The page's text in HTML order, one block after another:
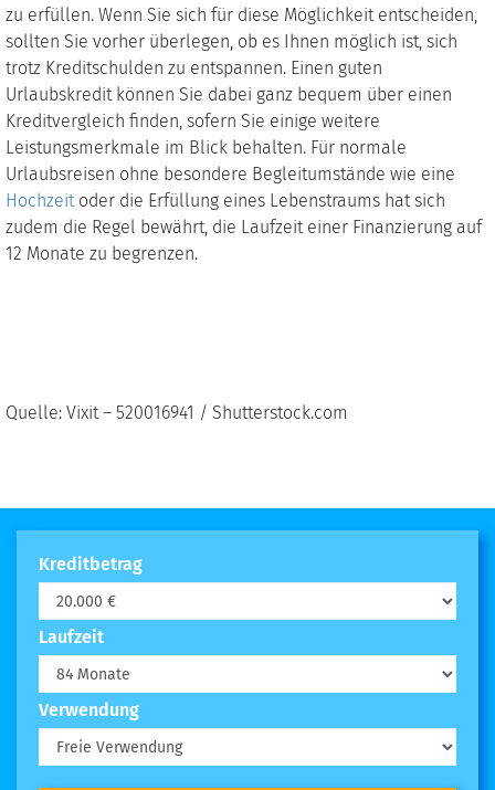
zu erfüllen. Wenn Sie sich für diese Möglichkeit entscheiden,
sollten Sie vorher überlegen, ob es Ihnen möglich ist, sich
trotz Kreditschulden zu entspannen. Einen guten
Urlaubskredit können Sie dabei ganz bequem über einen
Kreditvergleich finden, sofern Sie einige weitere
Leistungsmerkmale im Blick behalten. Für normale
Urlaubsreisen ohne besondere Begleitumstände wie eine
Hochzeitoder die Erfüllung eines Lebenstraums hat sich
zudem die Regel bewährt, die Laufzeit einer Finanzierung auf
12 Monate zu begrenzen.
Quelle: Vixit – 520016941 / Shutterstock.com
Kreditbetrag
Laufzeit
Verwendung